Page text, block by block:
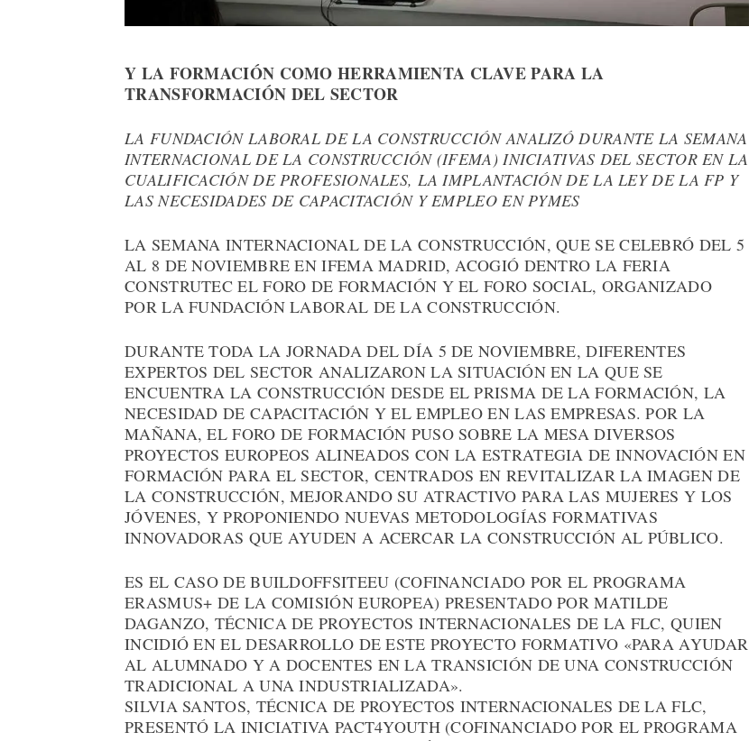
Y LA FORMACIÓN COMO HERRAMIENTA CLAVE PARA LA
TRANSFORMACIÓN DEL SECTOR
LA FUNDACIÓN LABORAL DE LA CONSTRUCCIÓN ANALIZÓ DURANTE LA SEMANA
INTERNACIONAL DE LA CONSTRUCCIÓN (IFEMA) INICIATIVAS DEL SECTOR EN LA
CUALIFICACIÓN DE PROFESIONALES, LA IMPLANTACIÓN DE LA LEY DE LA FP Y
LAS NECESIDADES DE CAPACITACIÓN Y EMPLEO EN PYMES
LA SEMANA INTERNACIONAL DE LA CONSTRUCCIÓN, QUE SE CELEBRÓ DEL 5
AL 8 DE NOVIEMBRE EN IFEMA MADRID, ACOGIÓ DENTRO LA FERIA
CONSTRUTEC EL FORO DE FORMACIÓN Y EL FORO SOCIAL, ORGANIZADO
POR LA FUNDACIÓN LABORAL DE LA CONSTRUCCIÓN.
DURANTE TODA LA JORNADA DEL DÍA 5 DE NOVIEMBRE, DIFERENTES
EXPERTOS DEL SECTOR ANALIZARON LA SITUACIÓN EN LA QUE SE
ENCUENTRA LA CONSTRUCCIÓN DESDE EL PRISMA DE LA FORMACIÓN, LA
NECESIDAD DE CAPACITACIÓN Y EL EMPLEO EN LAS EMPRESAS. POR LA
MAÑANA, EL FORO DE FORMACIÓN PUSO SOBRE LA MESA DIVERSOS
PROYECTOS EUROPEOS ALINEADOS CON LA ESTRATEGIA DE INNOVACIÓN EN
FORMACIÓN PARA EL SECTOR, CENTRADOS EN REVITALIZAR LA IMAGEN DE
LA CONSTRUCCIÓN, MEJORANDO SU ATRACTIVO PARA LAS MUJERES Y LOS
JÓVENES, Y PROPONIENDO NUEVAS METODOLOGÍAS FORMATIVAS
INNOVADORAS QUE AYUDEN A ACERCAR LA CONSTRUCCIÓN AL PÚBLICO.
ES EL CASO DE BUILDOFFSITEEU (COFINANCIADO POR EL PROGRAMA
ERASMUS+ DE LA COMISIÓN EUROPEA) PRESENTADO POR MATILDE
DAGANZO, TÉCNICA DE PROYECTOS INTERNACIONALES DE LA FLC, QUIEN
INCIDIÓ EN EL DESARROLLO DE ESTE PROYECTO FORMATIVO «PARA AYUDAR
AL ALUMNADO Y A DOCENTES EN LA TRANSICIÓN DE UNA CONSTRUCCIÓN
TRADICIONAL A UNA INDUSTRIALIZADA».
SILVIA SANTOS, TÉCNICA DE PROYECTOS INTERNACIONALES DE LA FLC,
PRESENTÓ LA INICIATIVA PACT4YOUTH (COFINANCIADO POR EL PROGRAMA